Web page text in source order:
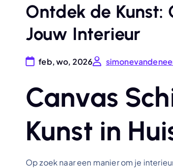
Ontdek de Kunst:
Jouw Interieur
feb, wo, 2026
Canvas
Kunst in
Op zoek naar een manier om je